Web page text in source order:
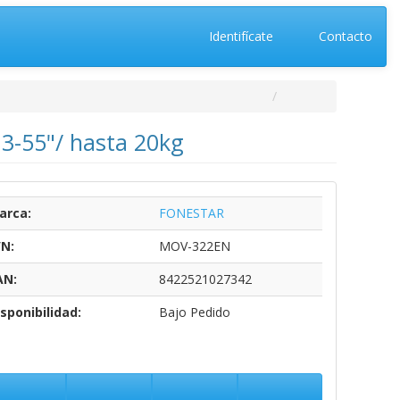
Identifícate Contacto
55"/ hasta 20kg
FONESTAR
MOV-322EN
8422521027342
Bajo Pedido